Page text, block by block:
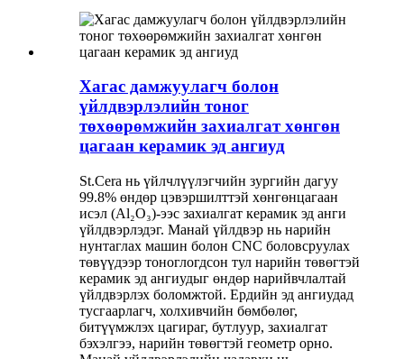
Хагас дамжуулагч болон
үйлдвэрлэлийн тоног
төхөөрөмжийн захиалгат хөнгөн
цагаан керамик эд ангиуд
St.Cera нь үйлчлүүлэгчийн зургийн дагуу
99.8% өндөр цэвэршилттэй хөнгөнцагаан
исэл (Al₂O₃)-ээс захиалгат керамик эд анги
үйлдвэрлэдэг. Манай үйлдвэр нь нарийн
нунтаглах машин болон CNC боловсруулах
төвүүдээр тоноглогдсон тул нарийн төвөгтэй
керамик эд ангиудыг өндөр нарийвчлалтай
үйлдвэрлэх боломжтой. Ердийн эд ангиудад
тусгаарлагч, холхивчийн бөмбөлөг,
битүүмжлэх цагираг, бутлуур, захиалгат
бэхэлгээ, нарийн төвөгтэй геометр орно.